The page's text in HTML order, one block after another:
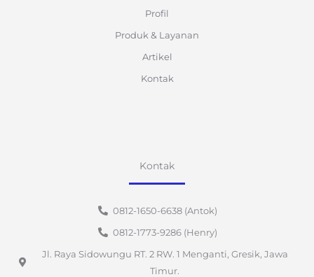
Profil
Produk & Layanan
Artikel
Kontak
Kontak
0812-1650-6638 (Antok)
0812-1773-9286 (Henry)
Jl. Raya Sidowungu RT. 2 RW. 1 Menganti, Gresik, Jawa
Timur.